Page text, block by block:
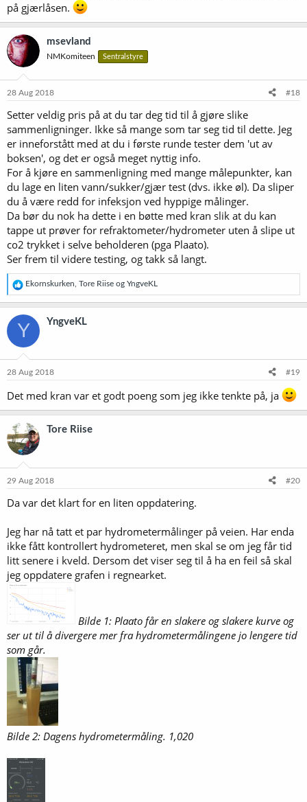
på gjærlåsen.
msevland
NMKomiteen Sentralstyre
28 Aug 2018 #18
Setter veldig pris på at du tar deg tid til å gjøre slike
sammenligninger. Ikke så mange som tar seg tid til dette. Jeg
er inneforstått med at du i første runde tester dem 'ut av
boksen', og det er også meget nyttig info.
For å kjøre en sammenligning med mange målepunkter, kan
du lage en liten vann/sukker/gjær test (dvs. ikke øl). Da sliper
du å være redd for infeksjon ved hyppige målinger.
Da bør du nok ha dette i en bøtte med kran slik at du kan
tappe ut prøver for refraktometer/hydrometer uten å slipe ut
co2 trykket i selve beholderen (pga Plaato).
Ser frem til videre testing, og takk så langt.
R
e
a
k
s
o
e
Ekornskurken Tore Riise og YngveKL
Y YngveKL
28 Aug 2018 #19
Det med kran var et godt poeng som jeg ikke tenkte på, ja
Tore Riise
29 Aug 2018 #20
Da var det klart for en liten oppdatering.
Jeg har nå tatt et par hydrometermålinger på veien. Har enda
ikke fått kontrollert hydrometeret, men skal se om jeg får tid
litt senere i kveld. Dersom det viser seg til å ha en feil så skal
jeg oppdatere grafen i regnearket.
Bilde 1: Plaato får en slakere og slakere kurve og
ser ut til å divergere mer fra hydrometermålingene jo lengere tid
som går.
Bilde 2: Dagens hydrometermåling. 1,020